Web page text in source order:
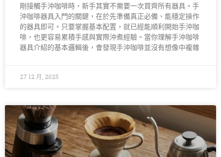
剛接觸手沖咖啡時，新手其實不需要一次買齊所有器具。手
沖咖啡器具入門的關鍵，在於先準備真正必備、能穩定操作
的器具即可。只要掌握基本配置，就已經能順利開始手沖咖
啡，也更容易累積手感與實際沖煮經驗。當你理解手沖咖啡
器具介紹的基本邏輯後，會發現手沖咖啡並沒有想像中複雜
27 12 月, 2025